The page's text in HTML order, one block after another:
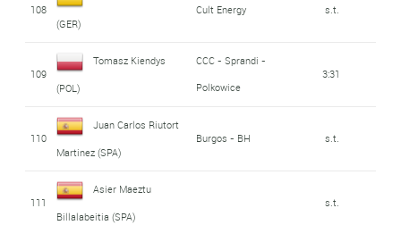
108
(GER)
Cult Energy s.t.
109
Tomasz Kiendys
(POL)
CCC - Sprandi -
Polkowice
3:31
110
Juan Carlos Riutort
Martinez (SPA)
Burgos - BH s.t.
111
Asier Maeztu
Billalabeitia (SPA)
s.t.